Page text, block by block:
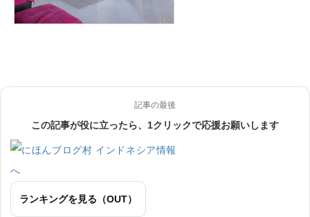
記事の最後
この記事が役に立ったら、1クリックで応援お願いします
ランキングを見る（OUT）